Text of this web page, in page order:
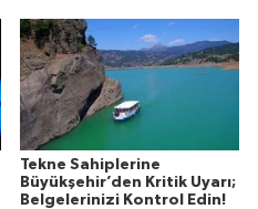
Tekne Sahiplerine
Büyükşehir’den Kritik Uyarı;
Belgelerinizi Kontrol Edin!